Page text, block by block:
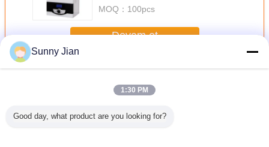
MOQ： 100pcs
Devam et
DahaDuvar Tipi Gaz Kazan
Sunny Jian
1:30 PM
Good day, what product are you looking for?